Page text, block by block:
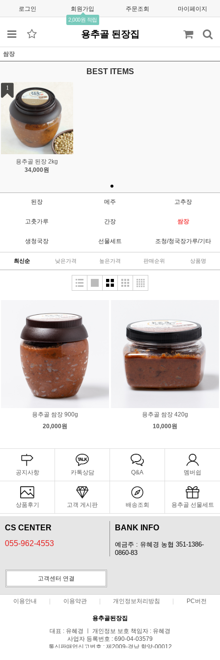
로그인 회원가입
2,000원 적립
주문조회 마이페이지
용추골 된장집
쌈장
BEST ITEMS
1
용추골 된장 2kg
34,000원
된장 메주 고추장
고춧가루 간장 쌈장
생청국장 선물세트 조청/청국장가루/기타
최신순 낮은가격 높은가격 판매순위 상품명
용추골 쌈장 900g
20,000원
용추골 쌈장 420g
10,000원
공지사항 카톡상담 Q&A 멤버쉽
상품후기 고객 게시판 배송조회 용추골 선물세트
CS CENTER
055-962-4553
BANK INFO
예금주 : 유혜경 농협 351-1386-
0860-83
고객센터 연결
이용안내 이용약관 개인정보처리방침 PC버전
용추골된장집
대표 : 유혜경 ㅣ 개인정보 보호 책임자 : 유혜경
사업자 등록번호 : 690-04-03579
통신판매업신고번호 : 제2009-경남 함양-00012